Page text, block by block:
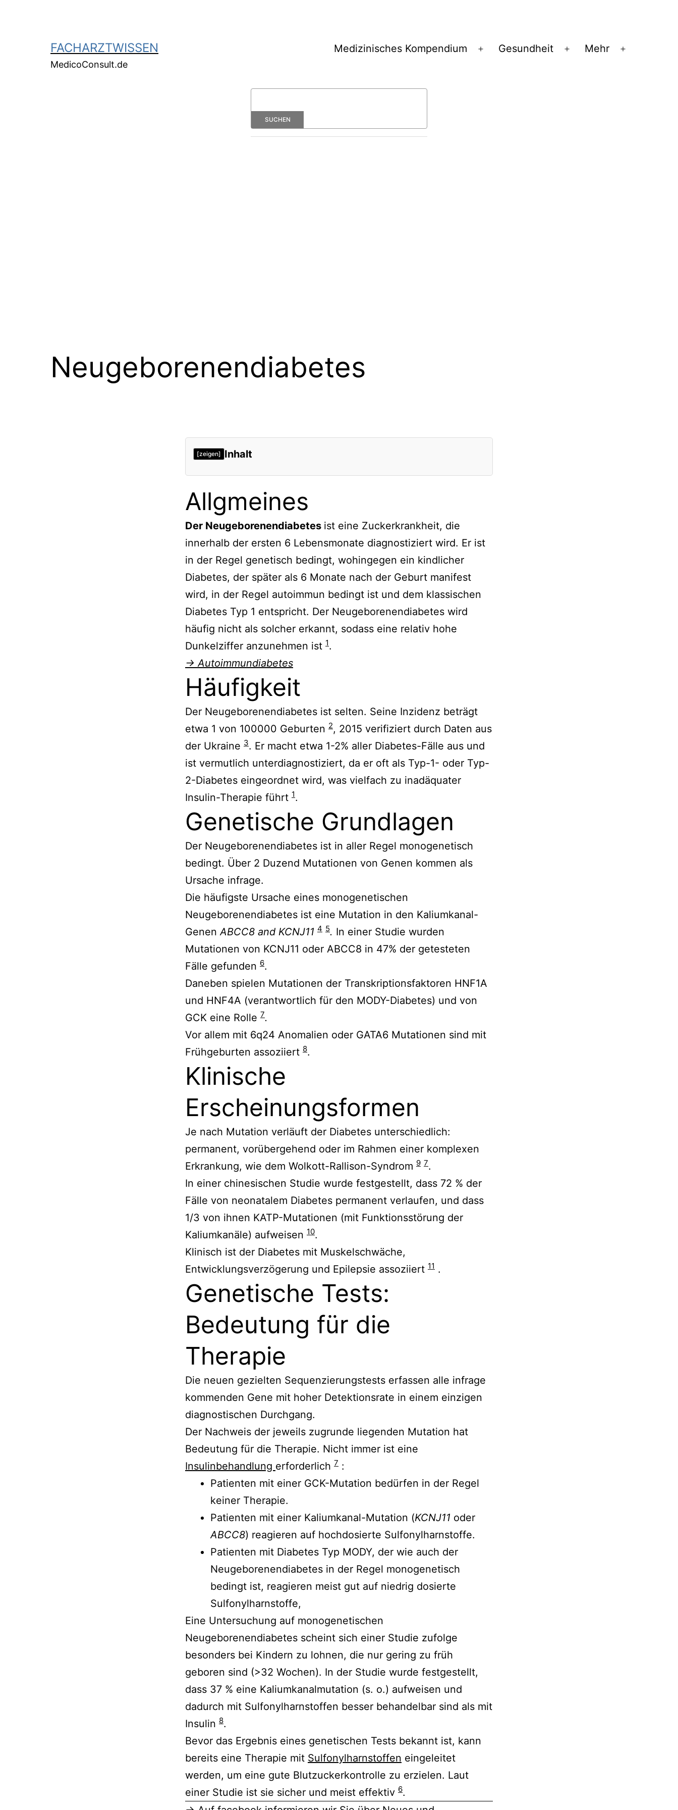
FACHARZTWISSEN
MedicoConsult.de
Medizinisches Kompendium
Menü
Gesundheit
Menü
Mehr
Neugeborenendiabetes
[zeigen] Inhalt
Allgmeines
Häufigkeit
Genetische Grundlagen
Klinische Erscheinungsformen
Genetische Tests: Bedeutung für die Therapie
Verweise
Allgmeines
Der Neugeborenendiabetes ist eine Zuckerkrankheit, die
innerhalb der ersten 6 Lebensmonate diagnostiziert wird. Er ist
in der Regel genetisch bedingt, wohingegen ein kindlicher
Diabetes, der später als 6 Monate nach der Geburt manifest
wird, in der Regel autoimmun bedingt ist und dem klassischen
Diabetes Typ 1 entspricht. Der Neugeborenendiabetes wird
häufig nicht als solcher erkannt, sodass eine relativ hohe
Dunkelziffer anzunehmen ist 1.
→ Autoimmundiabetes
Häufigkeit
Der Neugeborenendiabetes ist selten. Seine Inzidenz beträgt
etwa 1 von 100000 Geburten 2, 2015 verifiziert durch Daten aus
der Ukraine 3. Er macht etwa 1-2% aller Diabetes-Fälle aus und
ist vermutlich unterdiagnostiziert, da er oft als Typ-1- oder Typ-
2-Diabetes eingeordnet wird, was vielfach zu inadäquater
Insulin-Therapie führt 1.
Genetische Grundlagen
Der Neugeborenendiabetes ist in aller Regel monogenetisch
bedingt. Über 2 Duzend Mutationen von Genen kommen als
Ursache infrage.
Die häufigste Ursache eines monogenetischen
Neugeborenendiabetes ist eine Mutation in den Kaliumkanal-
Genen ABCC8 and KCNJ11 4 5. In einer Studie wurden
Mutationen von KCNJ11 oder ABCC8 in 47% der getesteten
Fälle gefunden 6.
Daneben spielen Mutationen der Transkriptionsfaktoren HNF1A
und HNF4A (verantwortlich für den MODY-Diabetes) und von
GCK eine Rolle 7.
Vor allem mit 6q24 Anomalien oder GATA6 Mutationen sind mit
Frühgeburten assoziiert 8.
Klinische
Erscheinungsformen
Je nach Mutation verläuft der Diabetes unterschiedlich:
permanent, vorübergehend oder im Rahmen einer komplexen
Erkrankung, wie dem Wolkott-Rallison-Syndrom 9 7.
In einer chinesischen Studie wurde festgestellt, dass 72 % der
Fälle von neonatalem Diabetes permanent verlaufen, und dass
1/3 von ihnen KATP-Mutationen (mit Funktionsstörung der
Kaliumkanäle) aufweisen 10.
Klinisch ist der Diabetes mit Muskelschwäche,
Entwicklungsverzögerung und Epilepsie assoziiert 11 .
Genetische Tests:
Bedeutung für die
Therapie
Die neuen gezielten Sequenzierungstests erfassen alle infrage
kommenden Gene mit hoher Detektionsrate in einem einzigen
diagnostischen Durchgang.
Der Nachweis der jeweils zugrunde liegenden Mutation hat
Bedeutung für die Therapie. Nicht immer ist eine
Insulinbehandlung erforderlich 7 :
Patienten mit einer GCK-Mutation bedürfen in der Regel
keiner Therapie.
Patienten mit einer Kaliumkanal-Mutation (KCNJ11 oder
ABCC8) reagieren auf hochdosierte Sulfonylharnstoffe.
Patienten mit Diabetes Typ MODY, der wie auch der
Neugeborenendiabetes in der Regel monogenetisch
bedingt ist, reagieren meist gut auf niedrig dosierte
Sulfonylharnstoffe,
Eine Untersuchung auf monogenetischen
Neugeborenendiabetes scheint sich einer Studie zufolge
besonders bei Kindern zu lohnen, die nur gering zu früh
geboren sind (>32 Wochen). In der Studie wurde festgestellt,
dass 37 % eine Kaliumkanalmutation (s. o.) aufweisen und
dadurch mit Sulfonylharnstoffen besser behandelbar sind als mit
Insulin 8.
Bevor das Ergebnis eines genetischen Tests bekannt ist, kann
bereits eine Therapie mit Sulfonylharnstoffen eingeleitet
werden, um eine gute Blutzuckerkontrolle zu erzielen. Laut
einer Studie ist sie sicher und meist effektiv 6.